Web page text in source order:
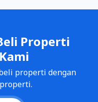
Properti
properti dengan